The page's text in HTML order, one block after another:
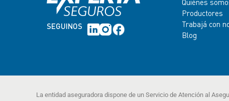
SEGUINOS
Quiénes
Productores
Trabajá con
Blog
La entidad aseguradora dispone de un Servicio de Atención al